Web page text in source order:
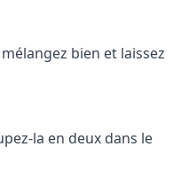
bien et laissez
la en deux dans le